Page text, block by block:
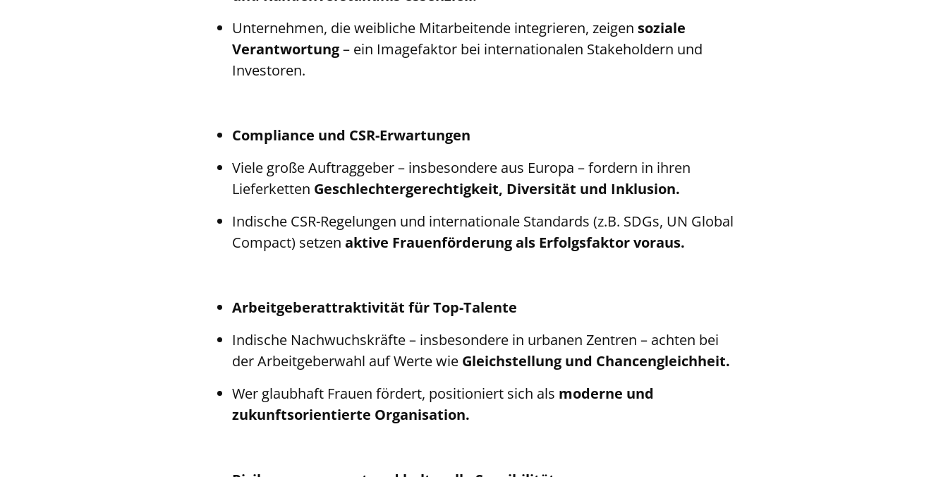
Unternehmen, die weibliche Mitarbeitende integrieren, zeigen soziale
Verantwortung– ein Imagefaktor bei internationalen Stakeholdern und
Investoren.
Compliance und CSR-Erwartungen
Viele große Auftraggeber – insbesondere aus Europa – fordern in ihren
Lieferketten Geschlechtergerechtigkeit, Diversität und Inklusion.
Indische CSR-Regelungen und internationale Standards (z.B. SDGs, UN Global
Compact) setzen aktive Frauenförderung als Erfolgsfaktor voraus.
Arbeitgeberattraktivität für Top-Talente
Indische Nachwuchskräfte – insbesondere in urbanen Zentren – achten bei
der Arbeitgeberwahl auf Werte wie Gleichstellung und Chancengleichheit.
Wer glaubhaft Frauen fördert, positioniert sich als moderne und
zukunftsorientierte Organisation.